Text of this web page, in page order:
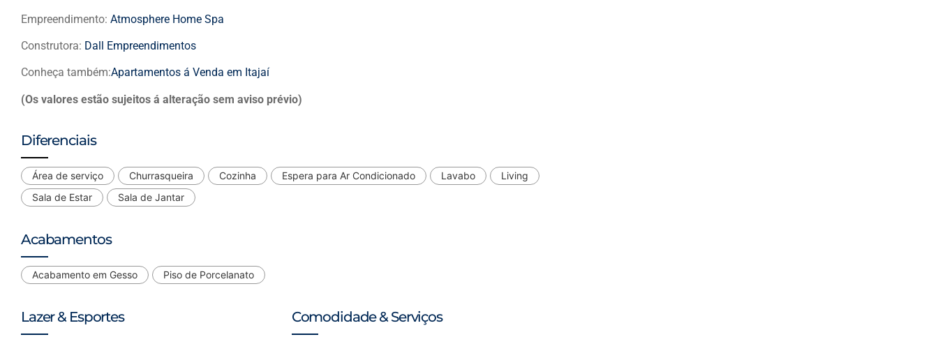
Empreendimento: Atmosphere Home Spa
Construtora: Dall Empreendimentos
Conheça também:Apartamentos á Venda em Itajaí
(Os valores estão sujeitos á alteração sem aviso prévio)
Diferenciais
Área de serviço Churrasqueira Cozinha Espera para Ar Condicionado Lavabo
Living
Sala de Estar
Sala de Jantar
Acabamentos
Acabamento em Gesso Piso de Porcelanato
Lazer & Esportes Comodidade & Serviços